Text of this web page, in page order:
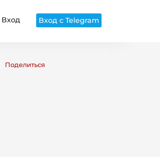
Вход Вход с Telegram
Поделиться